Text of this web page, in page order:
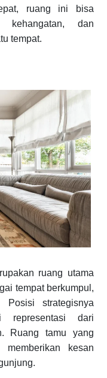
ruang ini bisa
kehangatan, dan
tempat.
ruang utama
tempat berkumpul,
Posisi strategisnya
representasi dari
Ruang tamu yang
kesan